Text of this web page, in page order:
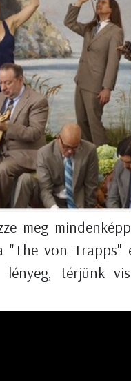
meg
"The von Trapps"
térjünk